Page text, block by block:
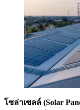
โซล่าเซลล์ (Solar